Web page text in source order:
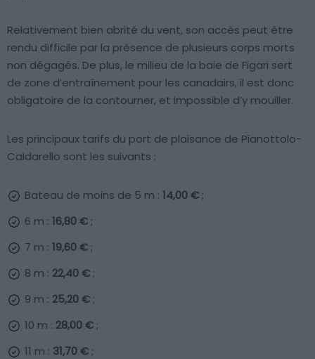
Relativement bien abrité du vent, son accès peut être
rendu difficile par la présence de plusieurs corps morts
non dégagés. De plus, le milieu de la baie de Figari sert
de zone d’entraînement pour les canadairs, il est donc
obligatoire de la contourner, et impossible d’y mouiller.
Les principaux tarifs du port de plaisance de Pianottolo-
Caldarello sont les suivants :
Bateau de moins de 5 m : 14,00 € ;
6 m : 16,80 € ;
7 m : 19,60 € ;
8 m : 22,40 € ;
9 m : 25,20 € ;
10 m : 28,00 € ;
11 m : 31,70 € ;